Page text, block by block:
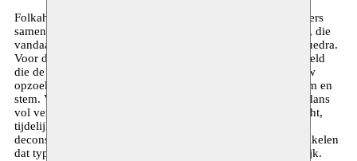
Folkah! ontstond uit de wens om twee vrouwelijke performers
samen te brengen rond een eeuwenoude dans uit de Sahara, die
vandaag gedanste en gezongen folklore is geworden: de Guedra.
Voor dit project werd een taal van lichaam en stem ontwikkeld
die de context, woorden en gebaren van de Guedra opnieuw
opzoekt om zo een nieuwe dialoog te creëren tussen lichaam en
stem. Vertrekkende van de structurele elementen van deze dans
vol verhalen en betekenissen — attitudes, tekens, codes, licht,
tijdelijkheid — onderzoekt Folkah! mogelijke breuken en
deconstructies om het soort extensies en excessen te ontwikkelen
dat typisch is voor een hedendaagse choreografische praktijk.